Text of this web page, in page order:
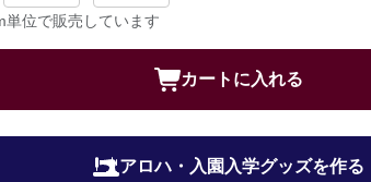
単位で販売しています
カートに入れる
アロハ・入園入学グッズを作る